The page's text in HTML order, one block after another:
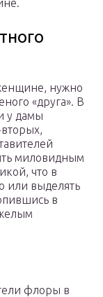
нужно
«друга». В
у дамы
миловидным
что в
или выделять
в
флоры в